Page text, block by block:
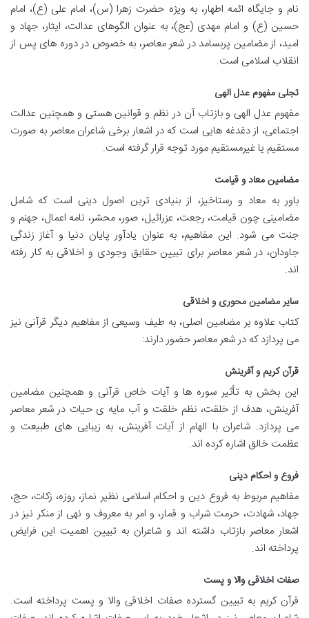
نام و جایگاه ائمه اطهار، به ویژه حضرت زهرا (س)، امام علی (ع)، امام
حسین (ع) و امام مهدی (عج)، به عنوان الگوهای عدالت، ایثار، جهاد و
امید، از مضامین پربسامد در شعر معاصر، به خصوص در دوره های پس از
انقلاب اسلامی است.
تجلی مفهوم عدل الهی
مفهوم عدل الهی و بازتاب آن در نظم و قوانین هستی و همچنین عدالت
اجتماعی، از دغدغه هایی است که در اشعار برخی شاعران معاصر به صورت
مستقیم یا غیرمستقیم مورد توجه قرار گرفته است.
مضامین معاد و قیامت
باور به معاد و رستاخیز، از بنیادی ترین اصول دینی است که شامل
مضامینی چون قیامت، رجعت، عزرائیل، صور، محشر، نامه اعمال، جهنم و
جنت می شود. این مفاهیم، به عنوان یادآور پایان دنیا و آغاز زندگی
جاودان، در شعر معاصر برای تبیین حقایق وجودی و اخلاقی به کار رفته
اند.
سایر مضامین محوری و اخلاقی
کتاب علاوه بر مضامین اصلی، به طیف وسیعی از مفاهیم دیگر قرآنی نیز
می پردازد که در شعر معاصر حضور دارند:
قرآن کریم و آفرینش
این بخش به تأثیر سوره ها و آیات خاص قرآنی و همچنین مضامین
آفرینش، هدف از خلقت، نظم خلقت و آب مایه ی حیات در شعر معاصر
می پردازد. شاعران با الهام از آیات آفرینش، به زیبایی های طبیعت و
عظمت خالق اشاره کرده اند.
فروع و احکام دینی
مفاهیم مربوط به فروع دین و احکام اسلامی نظیر نماز، روزه، زکات، حج،
جهاد، شهادت، حرمت شراب و قمار، و امر به معروف و نهی از منکر نیز در
اشعار معاصر بازتاب داشته اند و شاعران به تبیین اهمیت این فرایض
پرداخته اند.
صفات اخلاقی والا و پست
قرآن کریم به تبیین گسترده صفات اخلاقی والا و پست پرداخته است.